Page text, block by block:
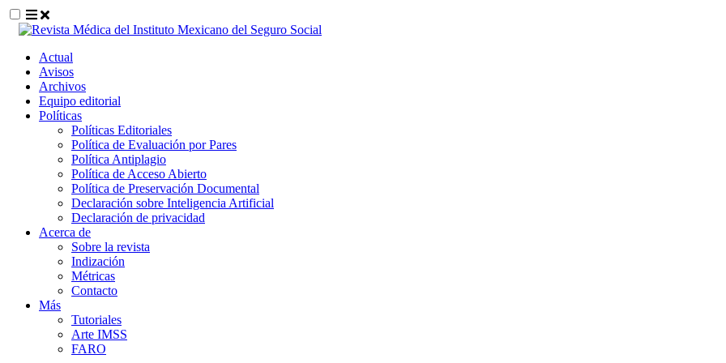
##plugins.themes.themeEleven.accessible_menu.label##
##plugins.themes.themeEleven.accessible_menu.main_navigation##
##plugins.themes.themeEleven.accessible_menu.main_content##
##plugins.themes.themeEleven.accessible_menu.sidebar##
Actual
Avisos
Archivos
Equipo editorial
Políticas
Políticas Editoriales
Política de Evaluación por Pares
Política Antiplagio
Política de Acceso Abierto
Política de Preservación Documental
Declaración sobre Inteligencia Artificial
Declaración de privacidad
Acerca de
Sobre la revista
Indización
Métricas
Contacto
Más
Tutoriales
Arte IMSS
FARO